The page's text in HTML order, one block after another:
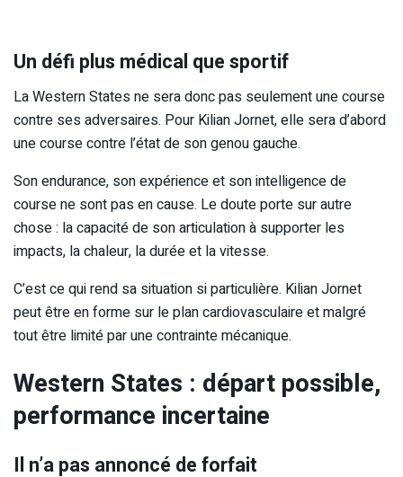
Un défi plus médical que sportif
La Western States ne sera donc pas seulement une course
contre ses adversaires. Pour Kilian Jornet, elle sera d’abord
une course contre l’état de son genou gauche.
Son endurance, son expérience et son intelligence de
course ne sont pas en cause. Le doute porte sur autre
chose : la capacité de son articulation à supporter les
impacts, la chaleur, la durée et la vitesse.
C’est ce qui rend sa situation si particulière. Kilian Jornet
peut être en forme sur le plan cardiovasculaire et malgré
tout être limité par une contrainte mécanique.
Western States : départ possible,
performance incertaine
Il n’a pas annoncé de forfait